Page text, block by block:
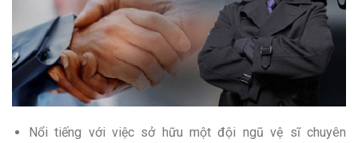
Nổi tiếng với việc sở hữu một đội ngũ vệ sĩ chuyên